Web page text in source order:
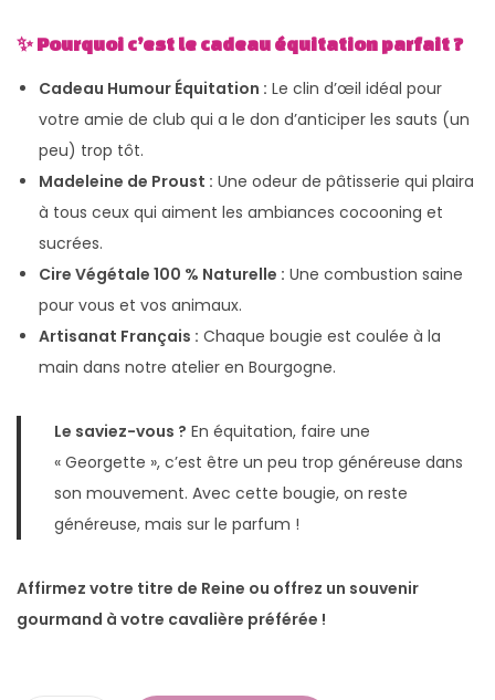
✨ Pourquoi c’est le cadeau équitation parfait ?
Cadeau Humour Équitation : Le clin d’œil idéal pour
votre amie de club qui a le don d’anticiper les sauts (un
peu) trop tôt.
Madeleine de Proust : Une odeur de pâtisserie qui plaira
à tous ceux qui aiment les ambiances cocooning et
sucrées.
Cire Végétale 100 % Naturelle : Une combustion saine
pour vous et vos animaux.
Artisanat Français : Chaque bougie est coulée à la
main dans notre atelier en Bourgogne.
Le saviez-vous ? En équitation, faire une
« Georgette », c’est être un peu trop généreuse dans
son mouvement. Avec cette bougie, on reste
généreuse, mais sur le parfum !
Affirmez votre titre de Reine ou offrez un souvenir
gourmand à votre cavalière préférée !